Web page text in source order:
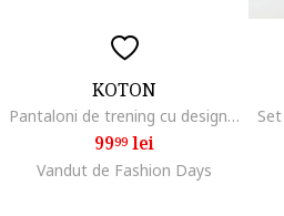
KOTON
Pantaloni de trening cu design grafic
9999lei
Vandut de Fashion Days